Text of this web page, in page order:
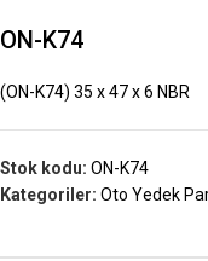
ON-K74
(ON-K74) 35 x 47 x 6 NBR
Stok kodu: ON-K74
Kategoriler: Oto Yedek